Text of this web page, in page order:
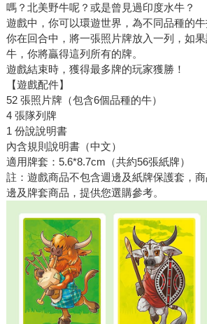
嗎？北美野牛呢？或是曾見過印度水牛？
遊戲中，你可以環遊世界，為不同品種的牛
你在回合中，將一張照片牌放入一列，如
牛，你將贏得這列所有的牌。
遊戲結束時，獲得最多牌的玩家獲勝！
【遊戲配件】
52 張照片牌（包含6個品種的牛）
4 張隊列牌
1 份說說明書
內含規則說明書（中文）
適用牌套：5.6*8.7cm（共約56張紙牌）
註：遊戲商品不包含週邊及紙牌保護套，
邊及牌套商品，提供您選購參考。